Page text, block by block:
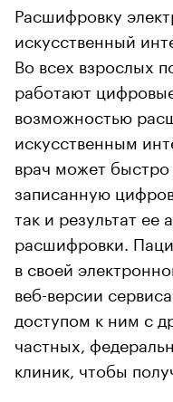
Расшифровку
искусственный
Во всех взрослых
работают
возможностью
искусственным
врач может быстро
записанную
так и результат ее
расшифровки.
в своей
веб-версии
доступом к ним с
частных,
клиник, чтобы